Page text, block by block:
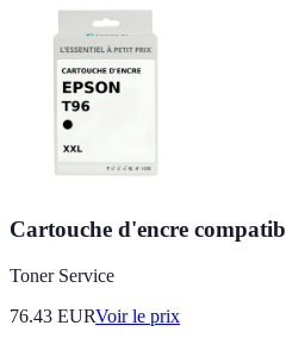
Cartouche d'encre
Toner Service
76.43 EURVoir le prix